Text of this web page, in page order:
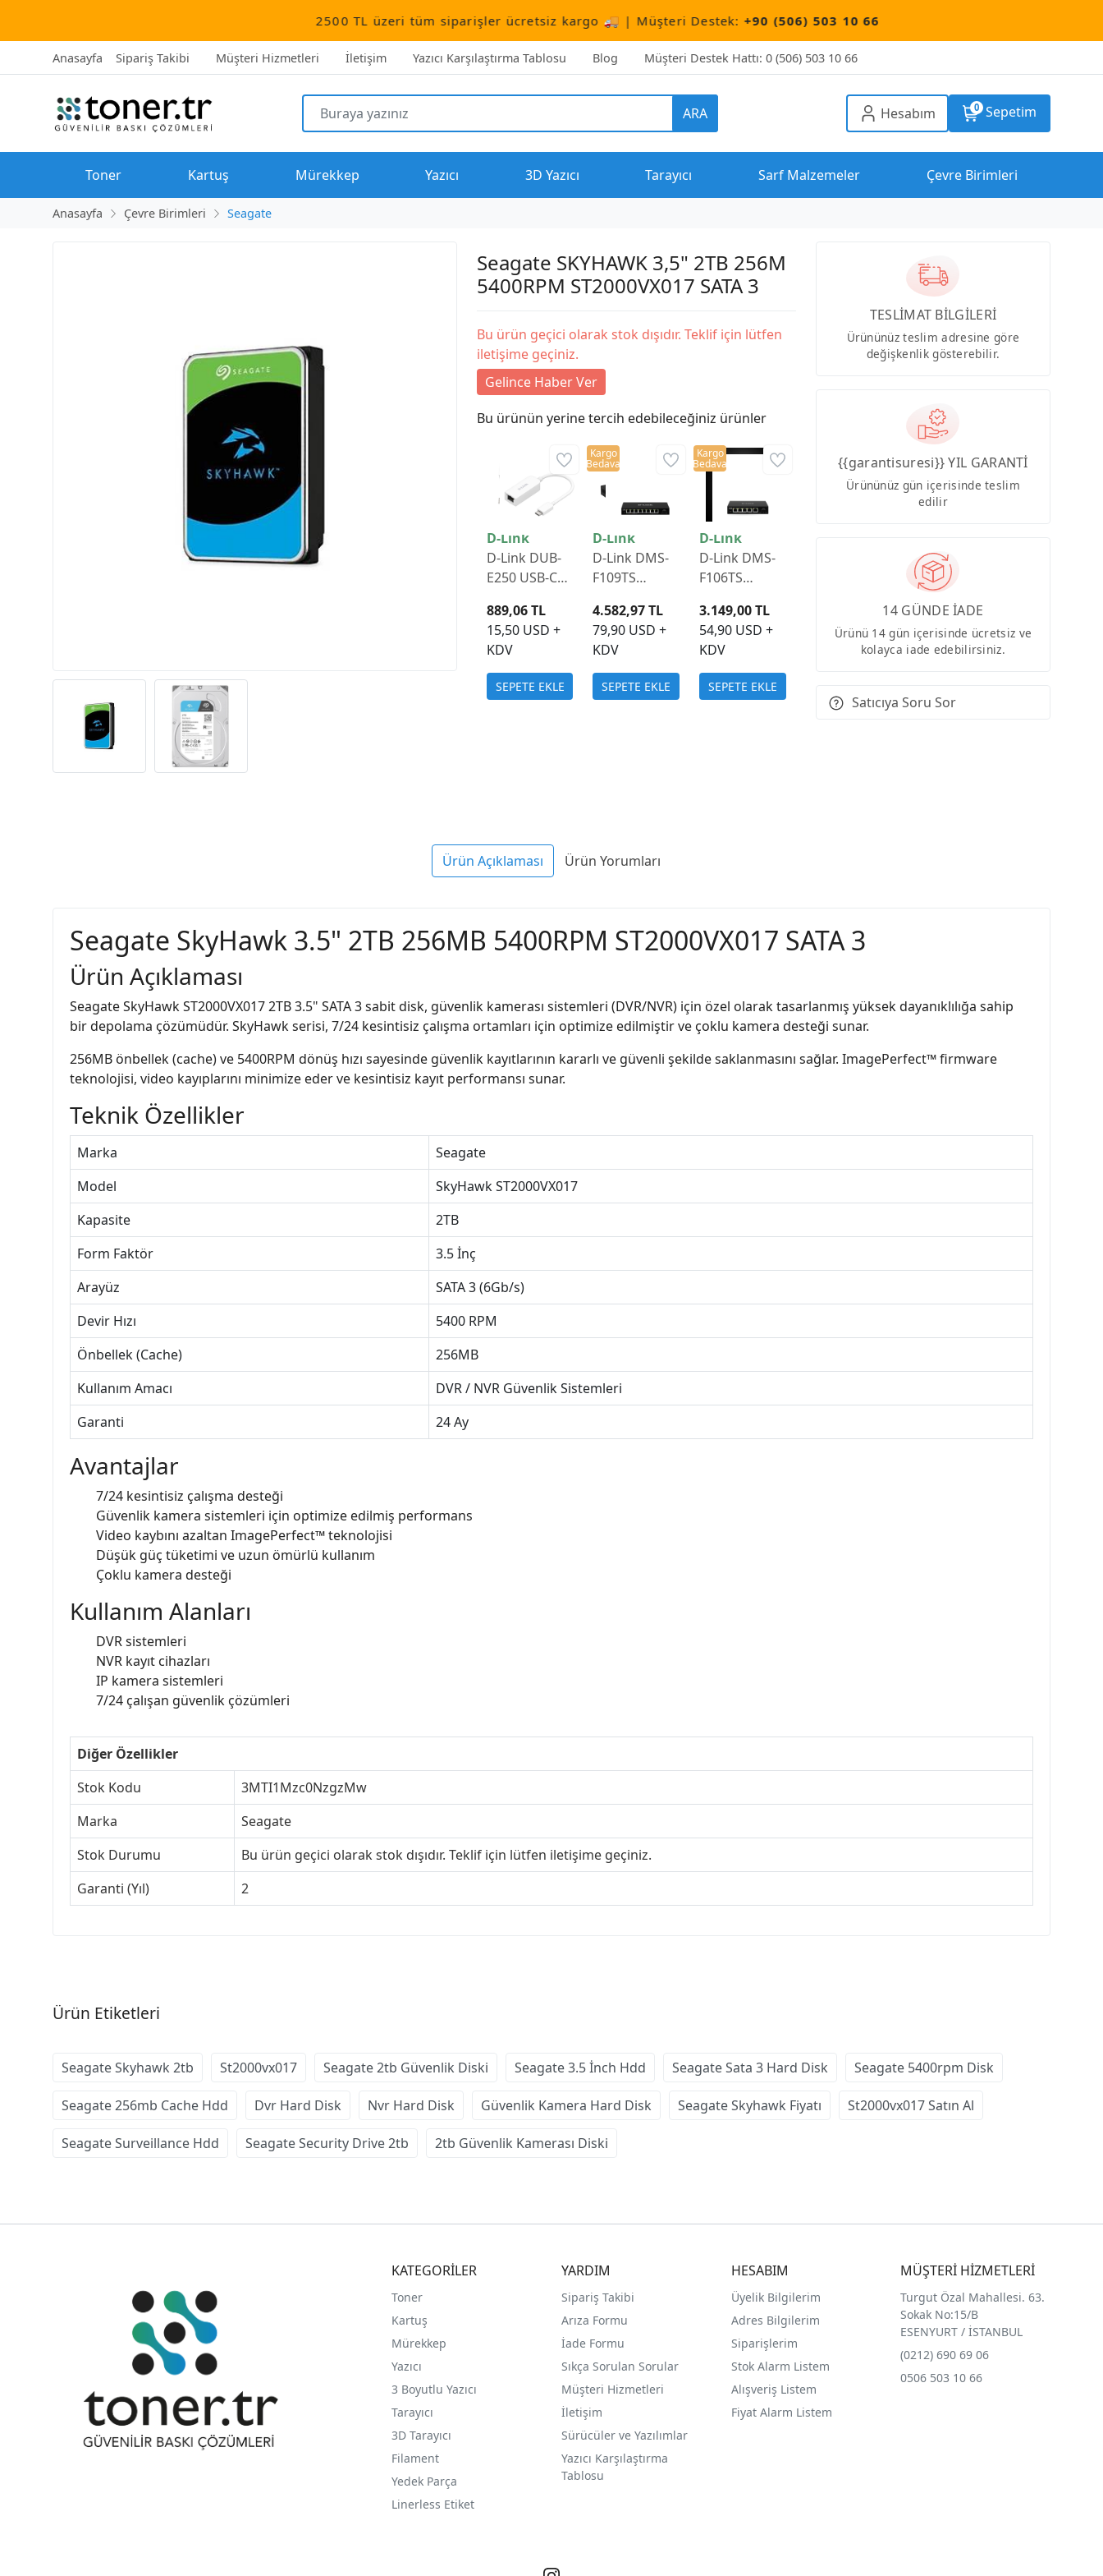
2500 TL üzeri tüm siparişler ücretsiz kargo 🚚 | Müşteri Destek:+90 (506) 503 10 66
Anasayfa Sipariş Takibi Müşteri Hizmetleri İletişim Yazıcı Karşılaştırma Tablosu Blog Müşteri Destek Hattı: 0 (506) 503 10 66
ARA Hesabım 0 Sepetim
Toner Kartuş Mürekkep Yazıcı 3D Yazıcı Tarayıcı Sarf Malzemeler Çevre Birimleri
Anasayfa Çevre Birimleri Seagate
Seagate SKYHAWK 3,5" 2TB 256M
5400RPM ST2000VX017 SATA 3
Bu ürün geçici olarak stok dışıdır. Teklif için lütfen
iletişime geçiniz.
Gelince Haber Ver
Bu ürünün yerine tercih edebileceğiniz ürünler
D-Link
D-Link DUB-
E250 USB-C
Ethernet
Adaptör
15,50 USD +
KDV
889,06 TL
SEPETE EKLE
D-Link
D-Link DMS-
F109TS
2.5G RJ45, 1x
10G SFP+
Yönetilemez
Switch
79,90 USD +
KDV
4.582,97 TL
SEPETE EKLE
Kargo
Bedava
D-Link
D-Link DMS-
F106TS
2.5G RJ45, 1x
10G SFP+
Yönetilemez
Switch
54,90 USD +
KDV
3.149,00 TL
SEPETE EKLE
Kargo
Bedava
TESLİMAT BİLGİLERİ
Ürününüz teslim adresine göre
değişkenlik gösterebilir.
{{garantisuresi}} YIL GARANTİ
Ürününüz gün içerisinde teslim
edilir
14 GÜNDE İADE
Ürünü 14 gün içerisinde ücretsiz ve
kolayca iade edebilirsiniz.
Satıcıya Soru Sor
Ürün Açıklaması Ürün Yorumları
Seagate SkyHawk 3.5" 2TB 256MB 5400RPM ST2000VX017 SATA 3
Ürün Açıklaması
Seagate SkyHawk ST2000VX017 2TB 3.5" SATA 3 sabit disk, güvenlik kamerası sistemleri (DVR/NVR) için özel olarak tasarlanmış yüksek dayanıklılığa sahip
bir depolama çözümüdür. SkyHawk serisi, 7/24 kesintisiz çalışma ortamları için optimize edilmiştir ve çoklu kamera desteği sunar.
256MB önbellek (cache) ve 5400RPM dönüş hızı sayesinde güvenlik kayıtlarının kararlı ve güvenli şekilde saklanmasını sağlar. ImagePerfect™ firmware
teknolojisi, video kayıplarını minimize eder ve kesintisiz kayıt performansı sunar.
Teknik Özellikler
Marka
Seagate
Model
SkyHawk ST2000VX017
Kapasite
2TB
Form Faktör
3.5 İnç
Arayüz
SATA 3 (6Gb/s)
Devir Hızı
5400 RPM
Önbellek (Cache)
256MB
Kullanım Amacı
DVR / NVR Güvenlik Sistemleri
Garanti
24 Ay
Avantajlar
7/24 kesintisiz çalışma desteği
Güvenlik kamera sistemleri için optimize edilmiş performans
Video kaybını azaltan ImagePerfect™ teknolojisi
Düşük güç tüketimi ve uzun ömürlü kullanım
Çoklu kamera desteği
Kullanım Alanları
DVR sistemleri
NVR kayıt cihazları
IP kamera sistemleri
7/24 çalışan güvenlik çözümleri
Diğer Özellikler
Stok Kodu
3MTI1Mzc0NzgzMw
Marka
Seagate
Stok Durumu
Bu ürün geçici olarak stok dışıdır. Teklif için lütfen iletişime geçiniz.
Garanti (Yıl)
2
Ürün Etiketleri
Seagate Skyhawk 2tb St2000vx017 Seagate 2tb Güvenlik Diski Seagate 3.5 İnch Hdd Seagate Sata 3 Hard Disk Seagate 5400rpm Disk
Seagate 256mb Cache Hdd Dvr Hard Disk Nvr Hard Disk Güvenlik Kamera Hard Disk Seagate Skyhawk Fiyatı St2000vx017 Satın Al
Seagate Surveillance Hdd Seagate Security Drive 2tb 2tb Güvenlik Kamerası Diski
KATEGORİLER
Toner
Kartuş
Mürekkep
Yazıcı
3 Boyutlu Yazıcı
Tarayıcı
3D Tarayıcı
Filament
Yedek Parça
Linerless Etiket
YARDIM
Sipariş Takibi
Arıza Formu
İade Formu
Sıkça Sorulan Sorular
Müşteri Hizmetleri
İletişim
Sürücüler ve Yazılımlar
Yazıcı Karşılaştırma
Tablosu
HESABIM
Üyelik Bilgilerim
Adres Bilgilerim
Siparişlerim
Stok Alarm Listem
Alışveriş Listem
Fiyat Alarm Listem
MÜŞTERİ HİZMETLERİ
Turgut Özal Mahallesi. 63.
Sokak No:15/B
ESENYURT / İSTANBUL
(0212) 690 69 06
0506 503 10 66